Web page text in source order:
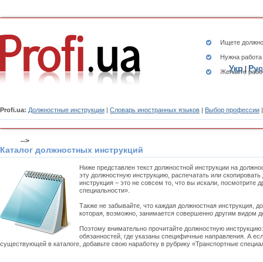
Ищете
Нужна
Желаете
Profi.ua: Должностные инструкции | Словарь иностранных языков | Выбор профессии
Укр| Рус
-->
Каталог должностных инструкций
Ниже представлен текст должностной инструкции на
эту должностную инструкцию, распечатать или
инструкция – это не совсем то, что вы искали, посмотрите
специальности».
Также не забывайте, что каждая должностная инструкция,
которая, возможно, занимается совершенно другим видом
Поэтому внимательно прочитайте должностную
обязанностей, где указаны специфичные направления. А
существующей в каталоге, добавьте свою наработку в рубрику «Транспортные